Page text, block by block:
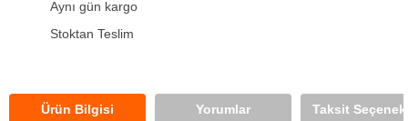
Aynı gün kargo
Stoktan Teslim
Ürün Bilgisi Yorumlar Taksit